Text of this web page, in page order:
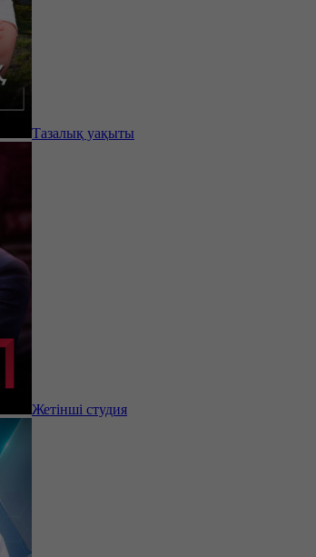
Тазалық уақыты
Жетінші студия